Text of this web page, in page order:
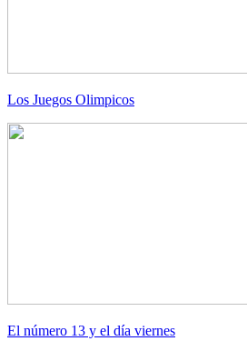
Los Juegos Olimpicos
El número 13 y el día viernes